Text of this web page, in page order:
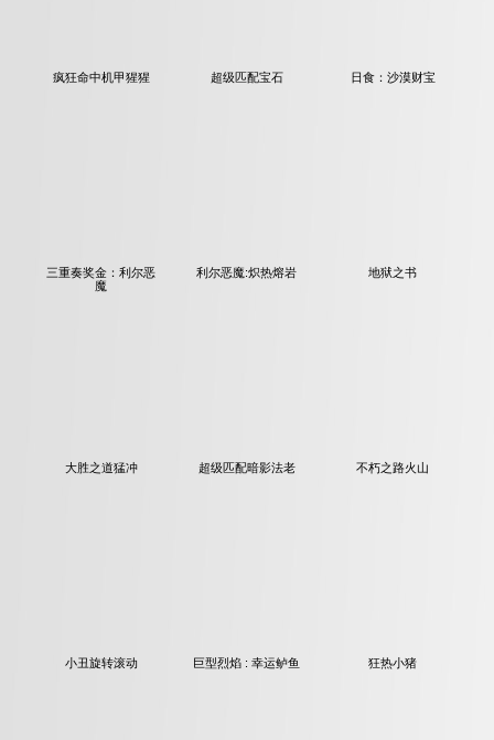
疯狂命中机甲猩猩 超级匹配宝石 日食：沙漠财宝
三重奏奖金：利尔恶
魔
利尔恶魔:炽热熔岩 地狱之书
大胜之道猛冲 超级匹配暗影法老 不朽之路火山
小丑旋转滚动 巨型烈焰 : 幸运鲈鱼 狂热小猪